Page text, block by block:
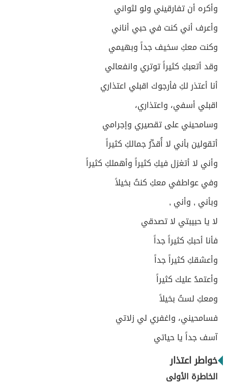
وأكره أن تفارقيني ولو لثواني
وأعرف أني كنت في حبي أناني
وكنت معكِ سخيف جداً وبهيمي
وقد أتعبكِ كثيراً توتري وانفعالي
أنا أعتذر لكِ فأرجوك اقبلي اعتذاري
اقبلي أسفي، واعتذاري،
وسامحيني على تقصيري وإجرامي
أتقولين بأني لا أُقدِّرُ جمالكِ كثيراً
وأني لا أتغزل فيكِ كثيراً وأهملكِ كثيراً
وفي عواطفي معكِ كنتُ بخيلاً
وبأني , وأني ,
لا يا حبيبتي لا تصدقي
فأنا أحبكِ كثيراً جداً
وأعشقكِ كثيراً جداً
وأعتمدُ عليك كثيراً
ومعكِ لستُ بخيلاً
فسامحيني، واغفري لي زلاتي
آسف جداً يا حياتي
خواطر اعتذار
الخاطرة الأولى